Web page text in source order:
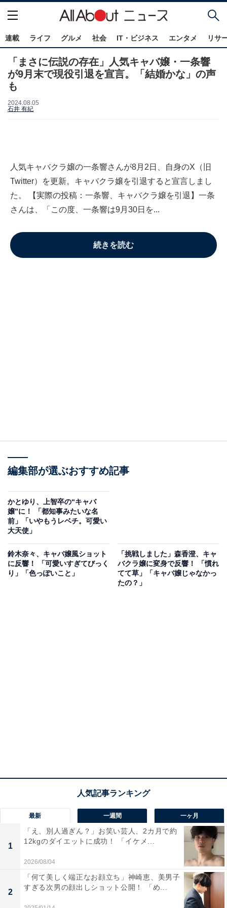
連載 ライフ グルメ 社会 IT・ビジネス エンタメ リサ
「まさに伝説の存在」人気キャバ嬢・一条響
が9月末で現役引退を宣言。「結婚かな」の声
も
2024.08.05
石井 有紀
人気キャバクラ嬢の一条響さんが8月2日、自身のX（旧
Twitter）を更新。キャバクラ嬢を引退すると宣言しまし
た。 【実際の投稿：一条響、キャバクラ嬢を引退】一条
さんは、「この度、一条響は9月30日を...
続きを読む
編集部が選ぶおすすめ記事
かとゆり、上智卒の“キャバ
嬢”に！ 「都知事みたいな名
前」「いやもうレベチ。可愛い
大天使」
鈴木奈々、キャバ嬢風ショット
に反響！ 「可愛いすぎてびっく
り」「色っぽいこと」
「挑戦しました」森香澄、キャ
バクラ嬢に変身で反響！ 「慣れ
てて草」「キャバ嬢じゃなかっ
たの？」
最新 一週間 一ヶ月
1
「え、別人過ぎん？」お笑い芸人、2カ月で約
12kgのダイエットに成功！ 「イケメ...
2026/08/04
2
「何て美しく端正なお顔立ち」神崎恵、美男子
すぎる次男の顔出しショット公開！ 「め...